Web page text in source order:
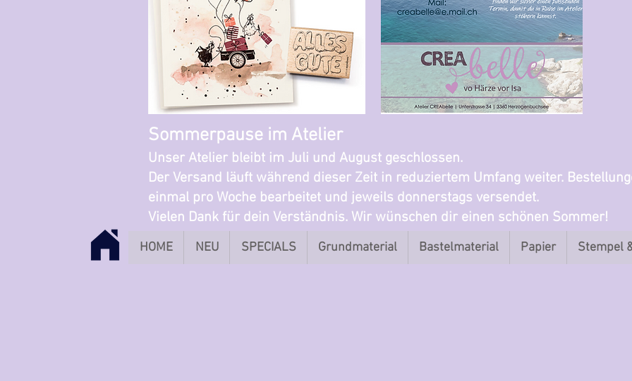
Sommerpause im Atelier
Unser Atelier bleibt im Juli und August geschlossen.
Der Versand läuft während dieser Zeit in reduziertem Umfang weiter.
einmal pro Woche bearbeitet und jeweils donnerstags versendet.
Vielen Dank für dein Verständnis. Wir wünschen dir einen schönen Sommer!
HOME NEU SPECIALS Grundmaterial Bastelmaterial Papier Stempel